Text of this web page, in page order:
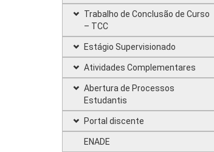
Trabalho de Conclusão de Curso
– TCC
Estágio Supervisionado
Atividades Complementares
Abertura de Processos
Estudantis
Portal discente
ENADE